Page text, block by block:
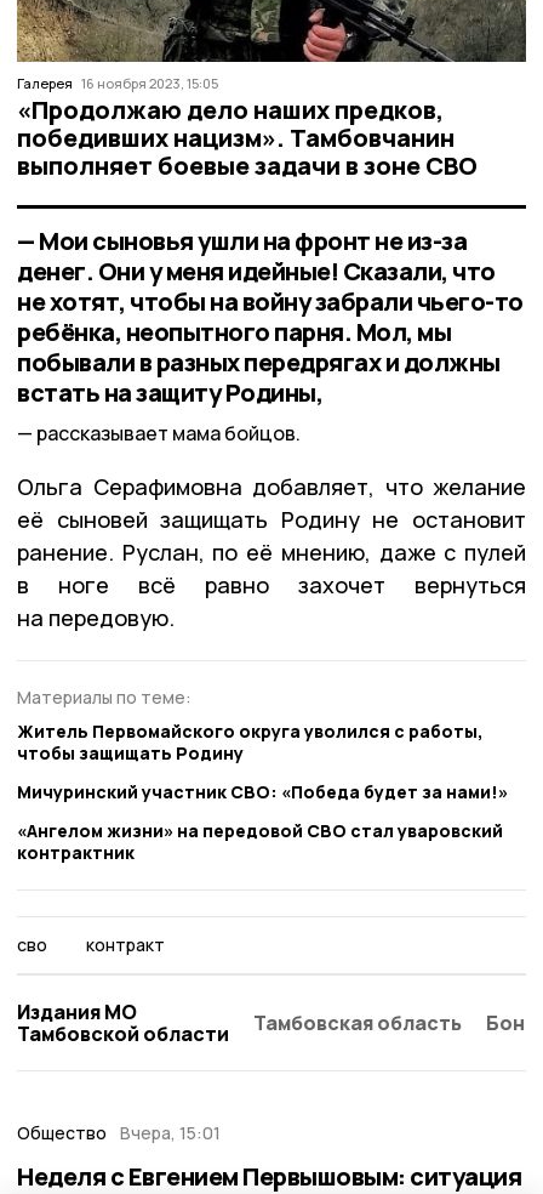
Галерея 16 ноября 2023, 15:05
«Продолжаю дело наших предков,
победивших нацизм». Тамбовчанин
выполняет боевые задачи в зоне СВО
— Мои сыновья ушли на фронт не из-за
денег. Они у меня идейные! Сказали, что
не хотят, чтобы на войну забрали чьего-то
ребёнка, неопытного парня. Мол, мы
побывали в разных передрягах и должны
встать на защиту Родины,
рассказывает мама бойцов.
Ольга Серафимовна добавляет, что желание
её сыновей защищать Родину не остановит
ранение. Руслан, по её мнению, даже с пулей
в ноге всё равно захочет вернуться
на передовую.
Материалы по теме:
Житель Первомайского округа уволился с работы,
чтобы защищать Родину
Мичуринский участник СВО: «Победа будет за нами!»
«Ангелом жизни» на передовой СВО стал уваровский
контрактник
сво контракт
Издания МО
Тамбовской области
Тамбовская область
Общество Вчера, 15:01
Неделя с Евгением Первышовым: ситуация